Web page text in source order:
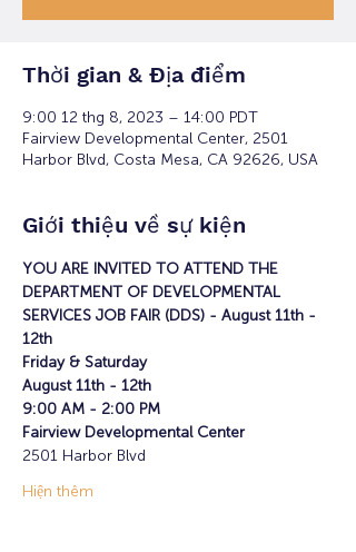
Thời gian & Địa điểm
9:00 12 thg 8, 2023 – 14:00 PDT
Fairview Developmental Center, 2501
Harbor Blvd, Costa Mesa, CA 92626, USA
Giới thiệu về sự kiện
YOU ARE INVITED TO ATTEND THE
DEPARTMENT OF DEVELOPMENTAL
SERVICES JOB FAIR (DDS) - August 11th -
12th
Friday & Saturday
August 11th - 12th
9:00 AM - 2:00 PM
Fairview Developmental Center
2501 Harbor Blvd
Hiện thêm